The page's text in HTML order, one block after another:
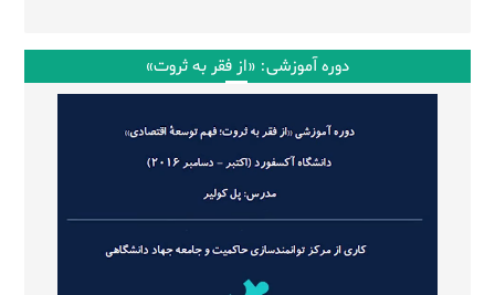
دوره آموزشی: «از فقر به ثروت»